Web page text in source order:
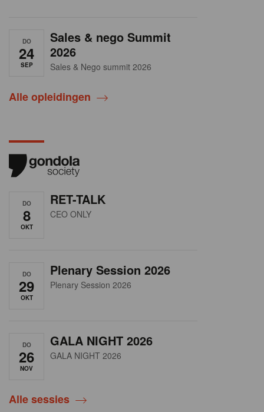
DO
24
SEP
Sales & nego Summit
2026
Sales & Nego summit 2026
Alle opleidingen
DO
8
OKT
RET-TALK
CEO ONLY
DO
29
OKT
Plenary Session 2026
Plenary Session 2026
DO
26
NOV
GALA NIGHT 2026
GALA NIGHT 2026
Alle sessies